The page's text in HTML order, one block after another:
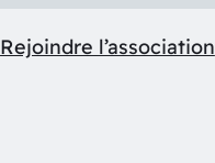
Rejoindre l’association